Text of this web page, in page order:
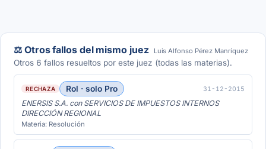
⚖️ Otros fallos del mismo juez Luis Alfonso Pérez Manríquez
Otros 6 fallos resueltos por este juez (todas las materias).
RECHAZA Rol · solo Pro 31-12-2015
ENERSIS S.A. con SERVICIOS DE IMPUESTOS INTERNOS
DIRECCIÓN REGIONAL
Materia: Resolución